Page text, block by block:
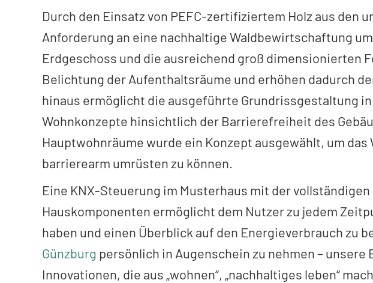
Durch den Einsatz von PEFC-zertifiziertem Holz aus den
Anforderung an eine nachhaltige Waldbewirtschaftung
Erdgeschoss und die ausreichend groß dimensionierten
Belichtung der Aufenthaltsräume und erhöhen dadurch
hinaus ermöglicht die ausgeführte Grundrissgestaltung
Wohnkonzepte hinsichtlich der Barrierefreiheit des
Hauptwohnräume wurde ein Konzept ausgewählt, um
barrierearm umrüsten zu können.
Eine KNX-Steuerung im Musterhaus mit der
Hauskomponenten ermöglicht dem Nutzer zu jedem
haben und einen Überblick auf den Energieverbrauch zu
Günzburg persönlich in Augenschein zu nehmen –
Innovationen, die aus „wohnen“, „nachhaltiges leben“